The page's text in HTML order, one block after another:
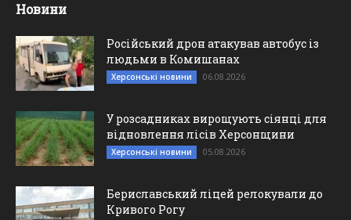
Новини
Російський дрон атакував автобус із
людьми в Комишанах
Херсонські новини 06.08.2026
У розсадниках вирощують сіянці для
відновлення лісів Херсонщини
Херсонські новини 05.08.2026
Бериславський ліцей релокували до
Кривого Рогу